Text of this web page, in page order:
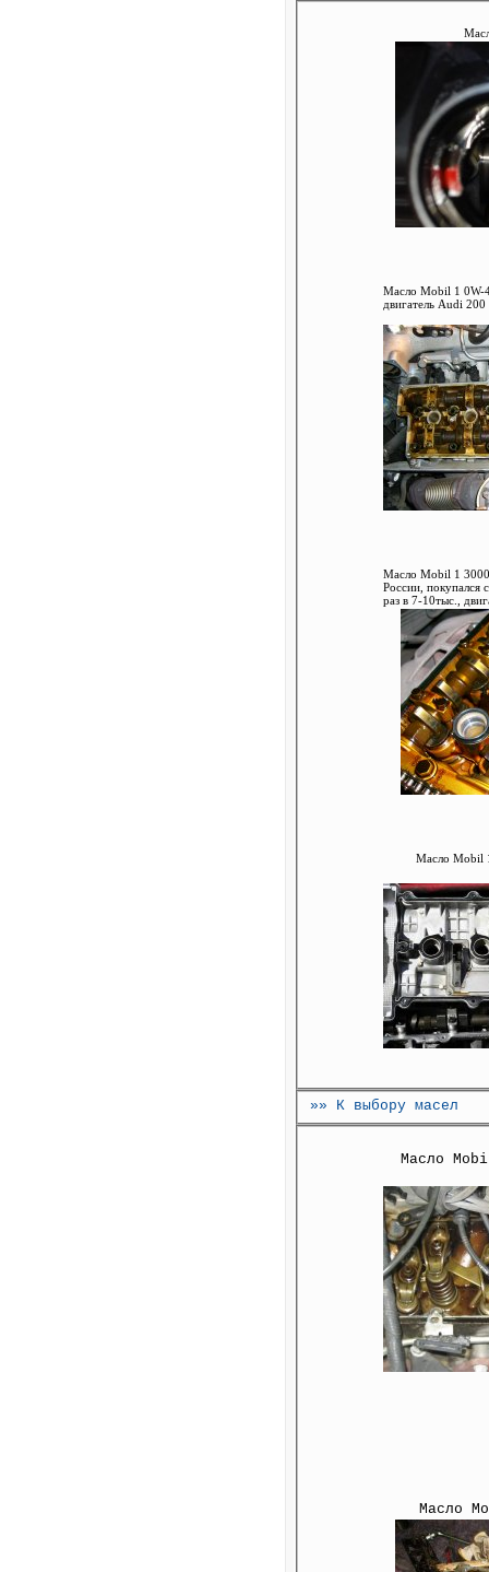
Масло Mobil 1 0W-
двигатель Audi
Масло Mobil 1 3000 5W-40 пробег 197 000 (5 лет в
России, покупался с пробегом
раз в 7-10тыс.,
Масло Mobil
»» К выбору масел
Масло
Масло